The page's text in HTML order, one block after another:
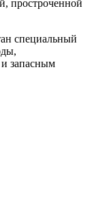
простроченной
специальный
запасным